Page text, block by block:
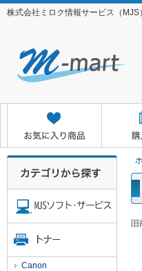
株式会社ミロク情報サービス（
Canon